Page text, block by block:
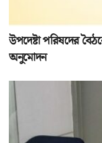
উপদেষ্টা পরিষদের
অনুমোদন